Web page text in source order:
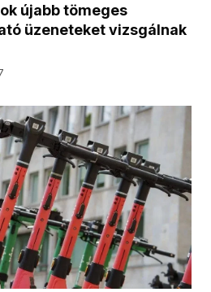
újabb tömeges
üzeneteket vizsgálnak